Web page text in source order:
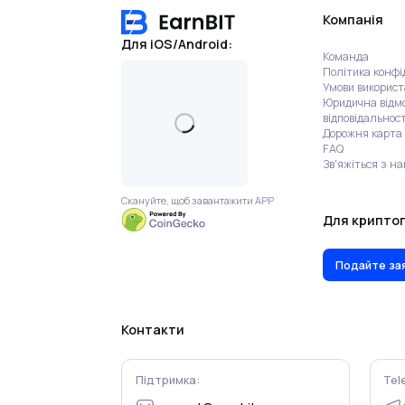
Для iOS/Android:
Скануйте, щоб завантажити APP
Компанія
Команда
Політика
Умови
Юридична
Дорожня карта
FAQ
Зв'яжіться з
Для
Подайте
Контакти
Підтримка: